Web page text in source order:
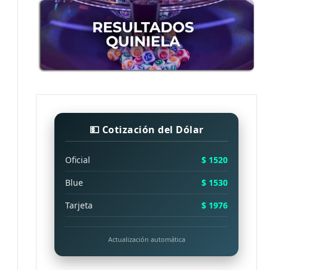
💵 Cotización del Dólar
Oficial
$ 1520
Blue
$ 1530
Tarjeta
$ 1976
Actualización automática